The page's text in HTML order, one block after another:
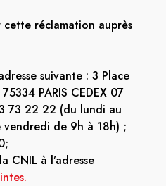
cette réclamation auprès
suivante : 3 Place
PARIS CEDEX 07
73 22 22 (du lundi au
de 9h à 18h) ;
CNIL à l’adresse